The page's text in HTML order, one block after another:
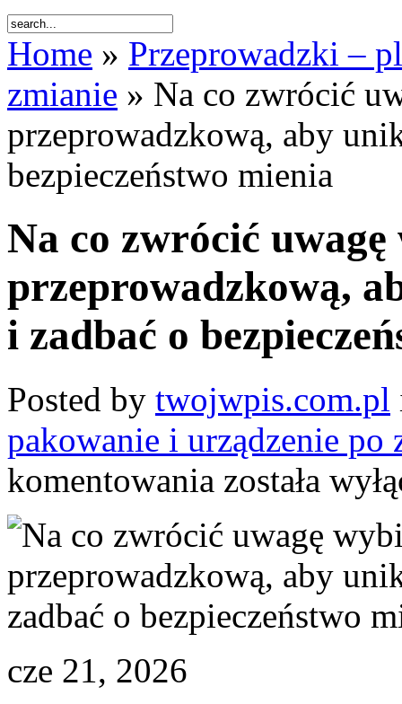
Home » Przeprowadzki –
zmianie » Na co zwrócić
przeprowadzkową, aby
bezpieczeństwo mienia
Na co zwrócić
przeprowadzkową,
i zadbać o
Posted by twojwpis.com.pl
pakowanie i urządzenie po
komentowania
co
wybierając
firmę
przeprowadzkową,
aby
uniknąć
niespodzianek
i
została
cze 21, 2026